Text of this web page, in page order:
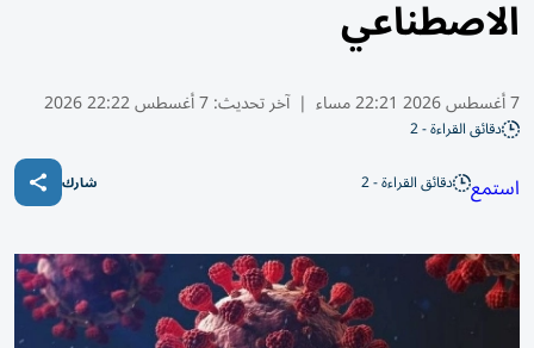
الاصطناعي
7 أغسطس 2026 22:21 مساء | آخر تحديث:7 أغسطس 22:22 2026
دقائق القراءة - 2
استمع دقائق القراءة - 2 شارك